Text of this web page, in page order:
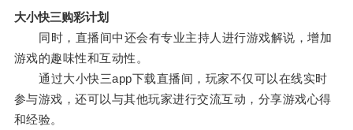
大小快三购彩计划
同时，直播间中还会有专业主持人进行游戏解说，增加
游戏的趣味性和互动性。
通过大小快三app下载直播间，玩家不仅可以在线实时
参与游戏，还可以与其他玩家进行交流互动，分享游戏心得
和经验。